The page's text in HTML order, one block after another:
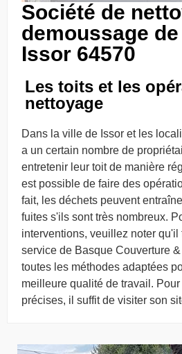
Société de
demoussage
Issor 64570
Les toits et les
nettoyage
Dans la ville de Issor et les
a un certain nombre de
entretenir leur toit de manière
est possible de faire des
fait, les déchets peuvent
fuites s'ils sont très nombreux.
interventions, veuillez noter
service de Basque Couverture
toutes les méthodes adaptées
meilleure qualité de travail.
précises, il suffit de visiter son